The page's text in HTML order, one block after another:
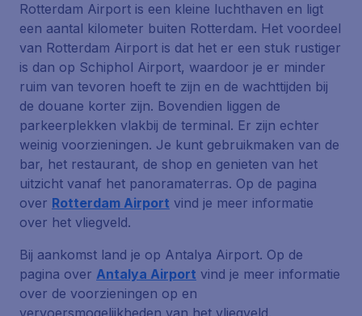
Rotterdam Airport is een kleine luchthaven en ligt
een aantal kilometer buiten Rotterdam. Het voordeel
van Rotterdam Airport is dat het er een stuk rustiger
is dan op Schiphol Airport, waardoor je er minder
ruim van tevoren hoeft te zijn en de wachttijden bij
de douane korter zijn. Bovendien liggen de
parkeerplekken vlakbij de terminal. Er zijn echter
weinig voorzieningen. Je kunt gebruikmaken van de
bar, het restaurant, de shop en genieten van het
uitzicht vanaf het panoramaterras. Op de pagina
over Rotterdam Airport vind je meer informatie
over het vliegveld.
Bij aankomst land je op Antalya Airport. Op de
pagina over Antalya Airport vind je meer informatie
over de voorzieningen op en
vervoersmogelijkheden van het vliegveld.